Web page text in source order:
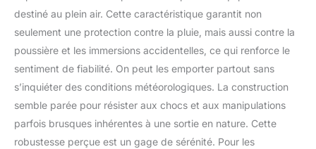
destiné au plein air. Cette caractéristique garantit non
seulement une protection contre la pluie, mais aussi contre la
poussière et les immersions accidentelles, ce qui renforce le
sentiment de fiabilité. On peut les emporter partout sans
s’inquiéter des conditions météorologiques. La construction
semble parée pour résister aux chocs et aux manipulations
parfois brusques inhérentes à une sortie en nature. Cette
robustesse perçue est un gage de sérénité. Pour les